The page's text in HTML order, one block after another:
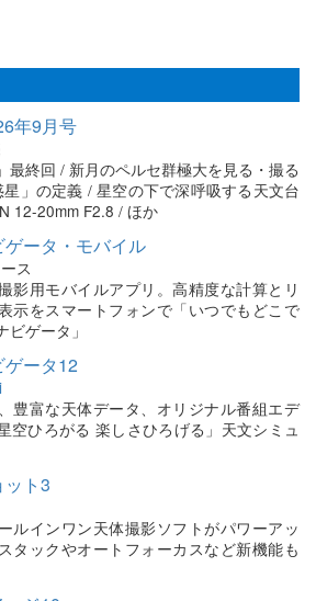
年9月号
最終回 / 新月のペルセ群極大を見る・撮る
」の定義 / 星空の下で深呼吸する天文台
12-20mm F2.8 / ほか
ゲータ・モバイル
ス
影用モバイルアプリ。高精度な計算とリ
示をスマートフォンで「いつでもどこで
ビゲータ」
ゲータ12
豊富な天体データ、オリジナル番組エデ
空ひろがる 楽しさひろげる」天文シミュ
ット3
ルインワン天体撮影ソフトがパワーアッ
タックやオートフォーカスなど新機能も